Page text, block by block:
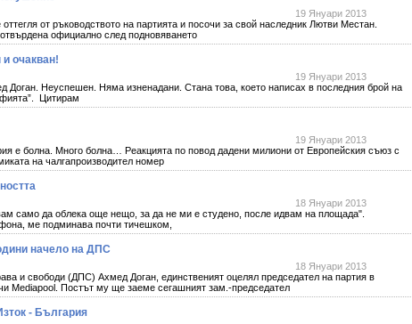
19 Януари 2013
от ръководството на партията и посочи за свой наследник Лютви Местан.
официално след подновяването
очакван!
19 Януари 2013
Доган. Неуспешен. Няма изненадани. Стана това, което написах в последния брой на
Цитирам
19 Януари 2013
е болна. Много болна… Реакцията по повод дадени милиони от Европейския съюз с
на чалгапроизводител номер
18 Януари 2013
само да облека още нещо, за да не ми е студено, после идвам на площада".
ме подминава почти тичешком,
начело на ДПС
18 Януари 2013
и свободи (ДПС) Ахмед Доган, единственият оцелял председател на партия в
Mediapool. Постът му ще заеме сегашният зам.-председател
- България